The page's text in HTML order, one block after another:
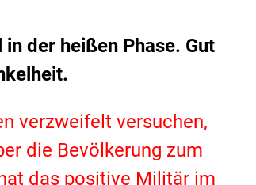
der heißen Phase. Gut
verzweifelt versuchen,
die Bevölkerung zum
das positive Militär im